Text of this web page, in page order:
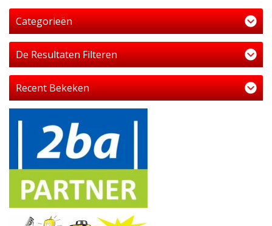
Categorieën
De Resultaten Filteren
Recent Bekeken